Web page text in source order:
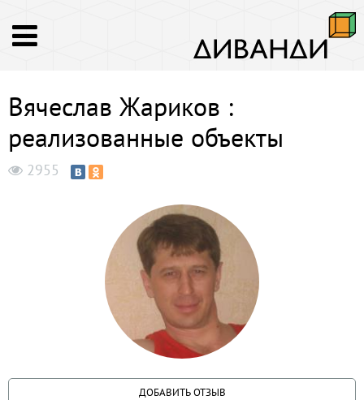
Вячеслав Жариков :
реализованные объекты
2955
ДОБАВИТЬ ОТЗЫВ